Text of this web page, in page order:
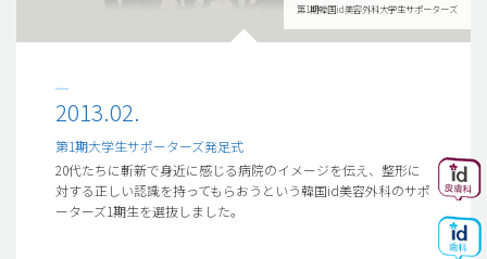
第1期韓国id美容外科大学生サポーターズ
2013.02.
第1期大学生サポーターズ発足式
20代たちに斬新で身近に感じる病院のイメージを伝え、整形に
対する正しい認識を持ってもらおうという韓国id美容外科のサポ
ーターズ1期生を選抜しました。